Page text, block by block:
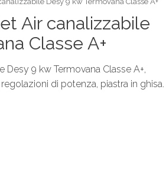
Air canalizzabile
Classe A+
Desy 9 kw Termovana Classe A+,
di potenza, piastra in ghisa.